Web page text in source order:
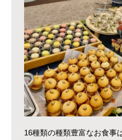
16種類の種類豊富なお食事